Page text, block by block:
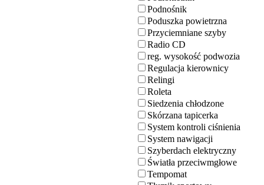
Podnośnik
Poduszka powietrzna
Przyciemniane szyby
Radio CD
reg. wysokość podwozia
Regulacja kierownicy
Relingi
Roleta
Siedzenia chłodzone
Skórzana tapicerka
System kontroli ciśnienia
System nawigacji
Szyberdach elektryczny
Światła przeciwmgłowe
Tempomat